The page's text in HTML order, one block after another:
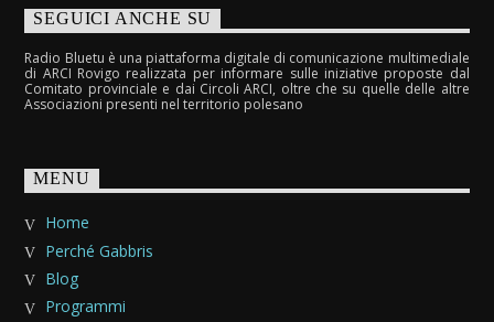
SEGUICI ANCHE SU
Radio Bluetu è una piattaforma digitale di comunicazione multimediale
di ARCI Rovigo realizzata per informare sulle iniziative proposte dal
Comitato provinciale e dai Circoli ARCI, oltre che su quelle delle altre
Associazioni presenti nel territorio polesano
MENU
Home
Perché Gabbris
Blog
Programmi